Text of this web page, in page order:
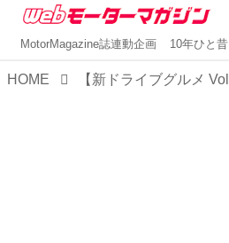
MotorMagazine誌連動企画 10年ひと昔
HOME